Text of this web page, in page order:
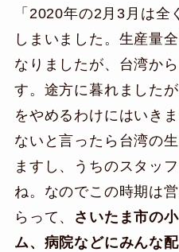
「2020年の2月3月は全
しまいました。生産量
なりましたが、台湾か
す。途方に暮れました
をやめるわけにはいき
ないと言ったら台湾の
ますし、うちのスタッ
ね。なのでこの時期は
らって、 さいたま市の
ム、病院などにみんな